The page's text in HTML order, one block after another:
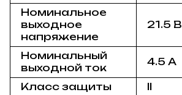
Номинальное
выходное
напряжение
21.5 В
Номинальный
выходной ток
4.5 А
Класс защиты II